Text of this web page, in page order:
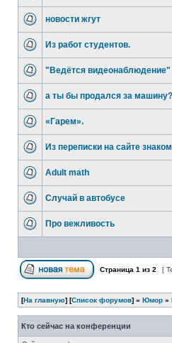
новости жгут
Из работ студентов.
"Ведётся видеонаблюдение"
а ты бы продался за
«Гарем».
Из переписки на сайте
Adult math
Случай в автобусе
Про вежливость
Страница 1 из 2 [
[На главную] [Список форумов] » Юмор »
Кто сейчас на конференции